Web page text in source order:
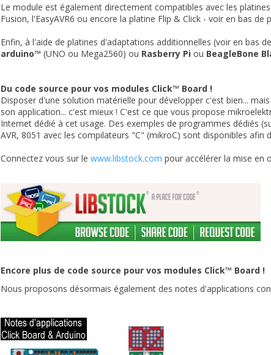
Le module est également directement compatibles avec les
Fusion, l'EasyAVR6 ou encore la platine Flip & Click - voir en bas de
Enfin, à l'aide de platines d'adaptations additionnelles (voir en bas
arduino™ (UNO ou Mega2560) ou Rasberry Pi ou BeagleBone
Du code source pour vos modules Click™ Board !
Disposer d'une solution matérielle pour développer c'est bien...
son application... c'est mieux ! C'est ce que vous propose
Internet dédié à cet usage. Des exemples de programmes dédiés
AVR, 8051 avec les compilateurs "C" (mikroC) sont disponibles
Connectez vous sur le www.libstock.com pour accélérer la mise en
Encore plus de code source pour vos modules Click™ Board !
Nous proposons désormais également des notes d'applications